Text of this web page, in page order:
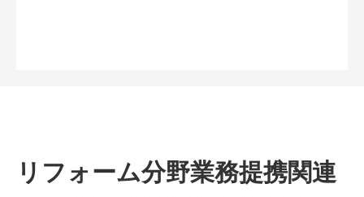
リフォーム分野業務提携関連